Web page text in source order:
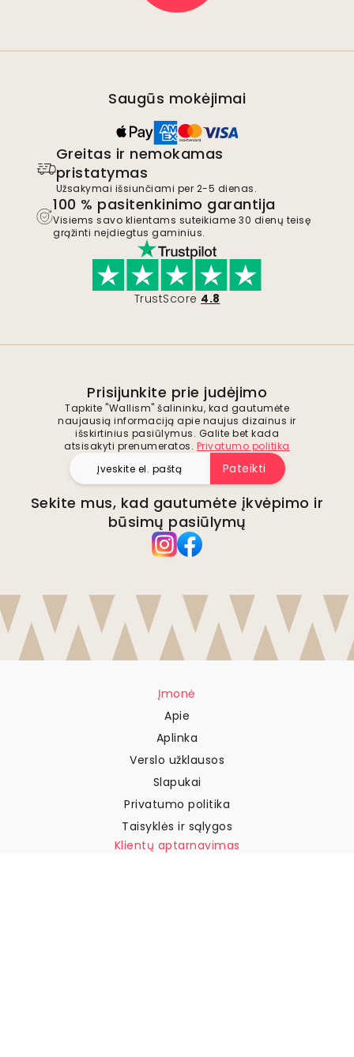
Saugūs mokėjimai
Greitas ir nemokamas
pristatymas
Užsakymai išsiunčiami per 2-5 dienas.
100 % pasitenkinimo garantija
Visiems savo klientams suteikiame 30 dienų teisę
grąžinti neįdiegtus gaminius.
TrustScore 4.8
Prisijunkite prie judėjimo
Tapkite "Wallism" šalininku, kad gautumėte
naujausią informaciją apie naujus dizainus ir
išskirtinius pasiūlymus. Galite bet kada
atsisakyti prenumeratos. Privatumo politika
Pateikti
Sekite mus, kad gautumėte įkvėpimo ir
būsimų pasiūlymų
Įmonė
Apie
Aplinka
Verslo užklausos
Slapukai
Privatumo politika
Taisyklės ir sąlygos
Klientų aptarnavimas